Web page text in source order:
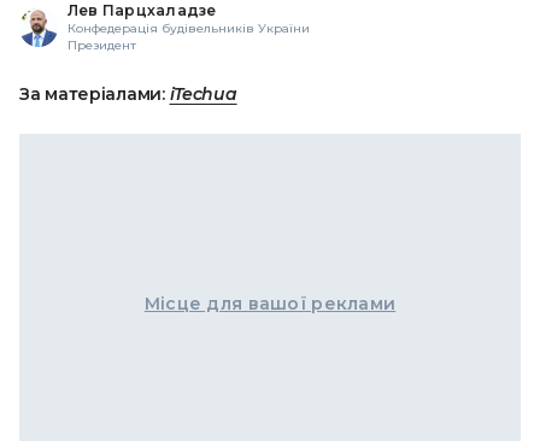
Лев Парцхаладзе
Конфедерація будівельників України
Президент
За матеріалами: iTechua
Місце для вашої реклами